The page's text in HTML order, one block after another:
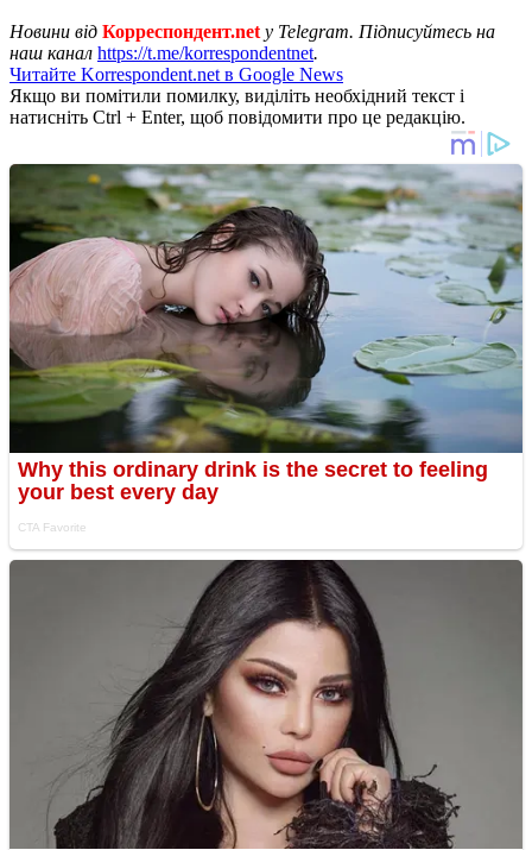
Новини від Корреспондент.net у Telegram. Підписуйтесь на
наш канал https://t.me/korrespondentnet.
Читайте Korrespondent.net в Google News
Якщо ви помітили помилку, виділіть необхідний текст і
натисніть Ctrl + Enter, щоб повідомити про це редакцію.